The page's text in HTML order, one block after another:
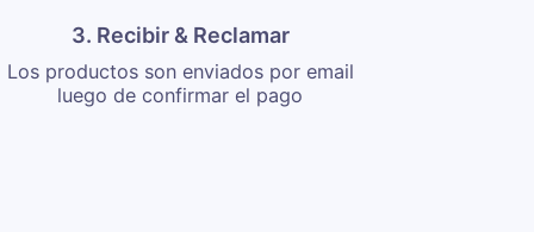
3. Recibir & Reclamar
Los productos son enviados por email
luego de confirmar el pago